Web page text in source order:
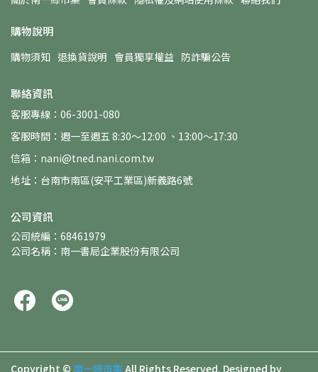
購物說明
購物須知 退換貨說明 會員獨享權益 防詐騙公告
聯絡資訊
客服專線：06-3001-080
客服時間：週一至週五 8:30～12:00 、13:00～17:30
信箱：nani@tned.nani.com.tw
地址：台南市南區(安平工業區)新義路6號
公司資訊
公司統編：68461979
公司名稱：南一書局企業股份有限公司
Copyright © 南一綠市集 All Rights Reserved. Designed by